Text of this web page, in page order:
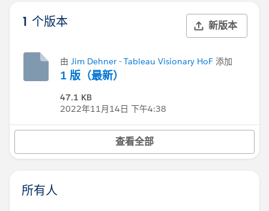
1 个版本 新版本
由 Jim Dehner - Tableau Visionary HoF 添加
1 版（最新）
47.1 KB
2022年11月14日 下午4:38
查看全部
所有人